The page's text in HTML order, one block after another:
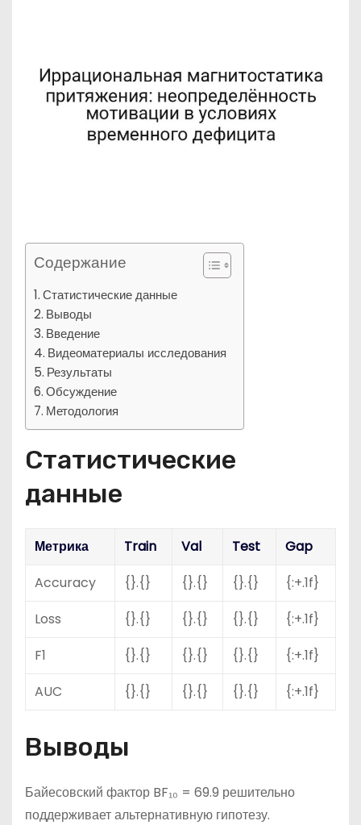
Содержание
Статистические данные
Выводы
Введение
Видеоматериалы исследования
Результаты
Обсуждение
Методология
Статистические
данные
Метрика Train Val Test
Gap
Accuracy
{}.{} {}.{} {}.{}
{:+.1f}
Loss
{}.{} {}.{} {}.{}
{:+.1f}
F1
{}.{} {}.{} {}.{}
{:+.1f}
AUC
{}.{} {}.{} {}.{} {:+.1f}
Выводы
Байесовский фактор BF₁₀ = 69.9 решительно
поддерживает альтернативную гипотезу.